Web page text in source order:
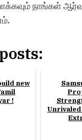
நாங்கள்
new
!
Unrivaled